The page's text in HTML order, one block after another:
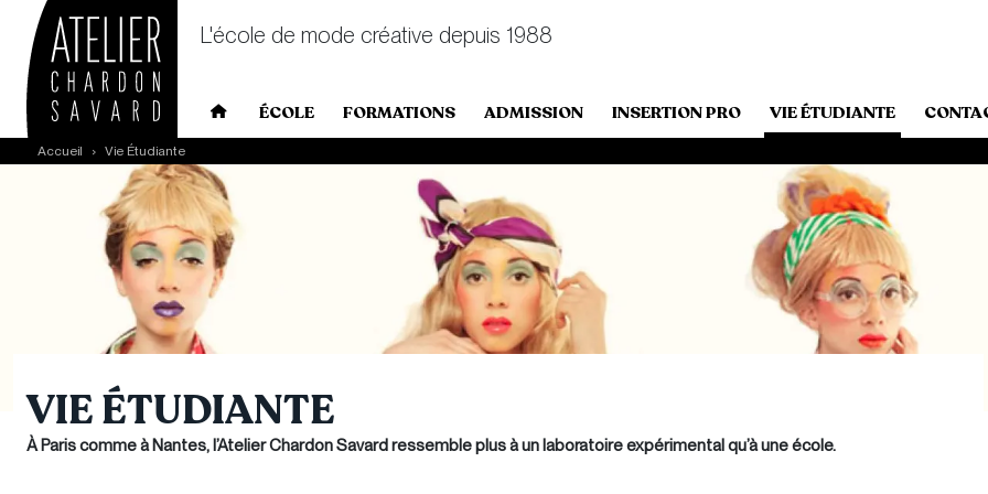
Skip to main content
L'école de mode créative depuis 1988
Main navigation
ÉCOLE FORMATIONS ADMISSION INSERTION PRO VIE ÉTUDIANTE
Accueil Vie Étudiante
VIE ÉTUDIANTE
À Paris comme à Nantes, l’Atelier Chardon Savard ressemble plus à un laboratoire expérimental qu’à une école.